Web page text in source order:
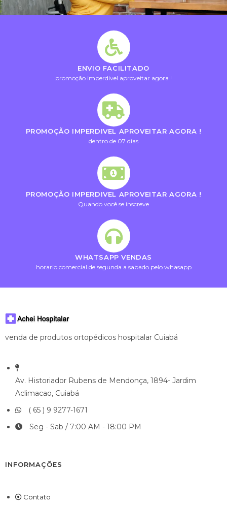
ENVIO FACILITADO
promoção imperdivel aproveitar agora !
PROMOÇÃO IMPERDIVEL APROVEITAR AGORA !
dentro de 07 dias
PROMOÇÃO IMPERDIVEL APROVEITAR AGORA !
Quando você se inscreve
WHATSAPP VENDAS
horario comercial de segunda a sabado pelo whasapp
venda de produtos ortopédicos hospitalar Cuiabá
Av. Historiador Rubens de Mendonça, 1894- Jardim
Aclimacao, Cuiabá
( 65 ) 9 9277-1671
Seg - Sab / 7:00 AM - 18:00 PM
INFORMAÇÕES
Contato